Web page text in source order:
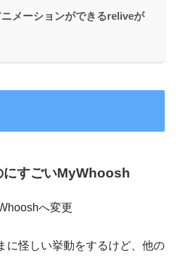
メーションができるreliveが
すごいMyWhoosh
へ変更
に怪しい挙動をするけど、他の